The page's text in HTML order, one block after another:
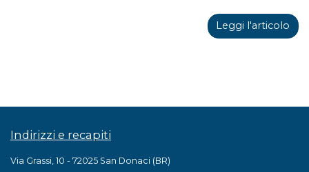
Leggi l'articolo
Indirizzi e recapiti
Via Grassi, 10 - 72025 San Donaci (BR)